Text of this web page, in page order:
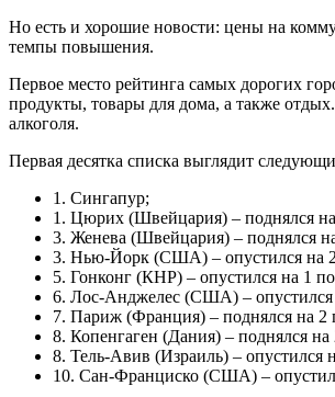
Но есть и хорошие новости: цены на
темпы повышения.
Первое место рейтинга самых дорогих
продукты, товары для дома, а также
алкоголя.
Первая десятка списка выглядит
1. Сингапур;
1. Цюрих (Швейцария) – поднялся
3. Женева (Швейцария) – поднялся
3. Нью-Йорк (США) – опустился на
5. Гонконг (КНР) – опустился на 1
6. Лос-Анджелес (США) – опустился
7. Париж (Франция) – поднялся на 2
8. Копенгаген (Дания) – поднялся
8. Тель-Авив (Израиль) – опустился
10. Сан-Франциско (США) –